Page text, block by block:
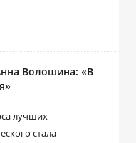
Волошина: «В
лучших
стала